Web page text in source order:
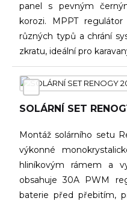
panel s pevným
korozi. MPPT
různých typů a chrání
zkratu, ideální pro
SOLÁRNÍ SET
Montáž solárního setu
výkonné
hliníkovým rámem a
obsahuje 30A PWM
baterie před přebitím,